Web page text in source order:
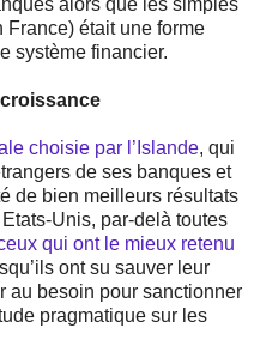
alors que les simples
France) était une forme
système financier.
choisie par l’Islande, qui
de ses banques et
de bien meilleurs résultats
Unis, par-delà toutes
qui ont le mieux retenu
ont su sauver leur
au besoin pour sanctionner
pragmatique sur les